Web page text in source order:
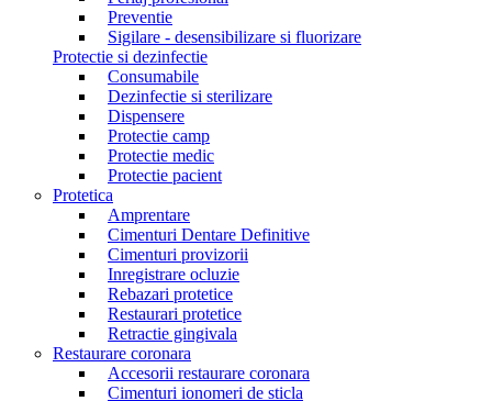
Preventie
Sigilare - desensibilizare si fluorizare
Protectie si dezinfectie
Consumabile
Dezinfectie si sterilizare
Dispensere
Protectie camp
Protectie medic
Protectie pacient
Protetica
Amprentare
Cimenturi Dentare Definitive
Cimenturi provizorii
Inregistrare ocluzie
Rebazari protetice
Restaurari protetice
Retractie gingivala
Restaurare coronara
Accesorii restaurare coronara
Cimenturi ionomeri de sticla